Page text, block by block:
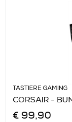
TASTIERE GAMING
CORSAIR -
€ 99,90